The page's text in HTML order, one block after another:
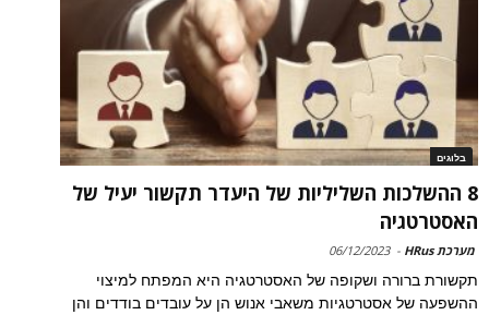
בלוגים
8 ההשלכות השליליות של היעדר תקשור יעיל של
האסטרטגיה
מערכת HRus -
06/12/2023
תקשורת ברורה ושקופה של האסטרטגיה היא המפתח למיצוי
ההשפעה של אסטרטגיות משאבי אנוש הן על עובדים בודדים והן